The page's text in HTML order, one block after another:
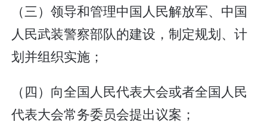
（三）领导和管理中国人民解放军、中国
人民武装警察部队的建设，制定规划、计
划并组织实施；
（四）向全国人民代表大会或者全国人民
代表大会常务委员会提出议案；